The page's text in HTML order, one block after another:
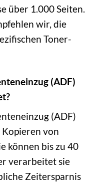
über 1.000 Seiten.
wir, die
Toner-
(ADF)
(ADF)
Kopieren von
können bis zu 40
verarbeitet sie
Zeitersparnis